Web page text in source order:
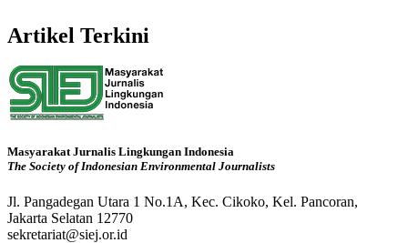
Artikel Terkini
Masyarakat Jurnalis Lingkungan Indonesia
The Society of Indonesian Environmental Journalists
Jl. Pangadegan Utara 1 No.1A, Kec. Cikoko, Kel. Pancoran,
Jakarta Selatan 12770
sekretariat@siej.or.id